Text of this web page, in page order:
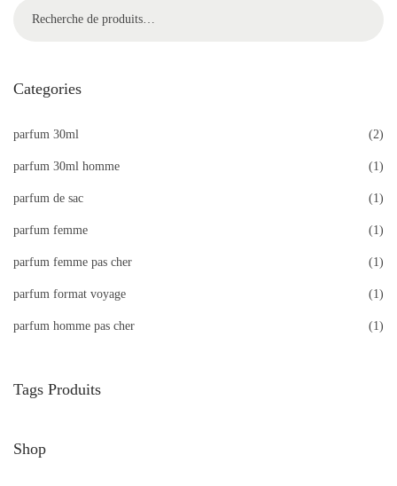
Categories
parfum 30ml (2)
parfum 30ml homme (1)
parfum de sac (1)
parfum femme (1)
parfum femme pas cher (1)
parfum format voyage (1)
parfum homme pas cher (1)
Tags Produits
Shop